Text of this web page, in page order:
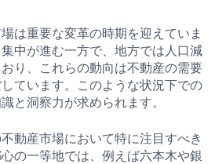
は重要な変革の時期を迎えていま
中が進む一方で、地方では人口減
り、これらの動向は不動産の需要
ています。このような状況下での
と洞察力が求められます。
動産市場において特に注目すべき
の一等地では、例えば六本木や銀